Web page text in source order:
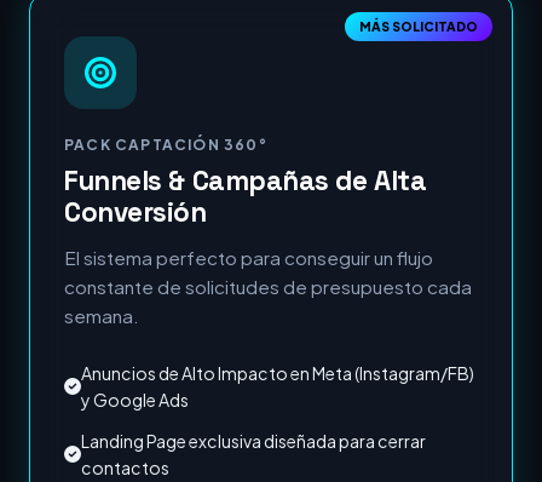
MÁS SOLICITADO
PACK CAPTACIÓN 360°
Funnels & Campañas de Alta
Conversión
El sistema perfecto para conseguir un flujo
constante de solicitudes de presupuesto cada
semana.
Anuncios de Alto Impacto en Meta (Instagram/FB)
y Google Ads
Landing Page exclusiva diseñada para cerrar
contactos